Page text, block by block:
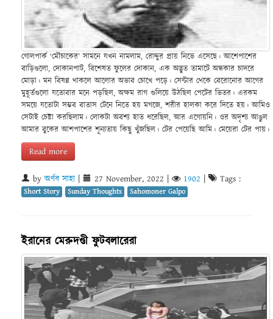
গোলপার্ক ‘মৌচাকের’ সামনে যখন নামলাম, রোদ্দুর প্রায় নিভে এসেছে। আশেপাশের
বাড়িগুলো, দোকানপাট, বিশেষত ফুলের দোকান, এক অদ্ভুত তামাটে অন্ধকার চাদরে
মোড়া। মন বিষণ্ণ থাকলে আলোর অভাব চোখে পড়ে। সেন্টার থেকে বেরোনোর আগের
মুহূর্তগুলো যতোবার মনে পড়ছিল, অক্ষম রাগ গুলিয়ে উঠছিল পেটের ভিতর। এরকম
সময়ে যতোটা সম্ভব বাতাস টেনে নিতে হয় মগজে, শরীর হালকা করে দিতে হয়। আমিও
সেটাই চেষ্টা করছিলাম। লোকটা অবশ্য হাত ধরেছিল, আর এগোয়নি। ওর অদৃশ্য আঙুল
আমার বুকের আশপাশের শূন্যতায় কিছু খুঁজছিল। টের পেয়েছি আমি। মেয়েরা টের পায়।
Read more
byঅর্ণব সাহা | 27 November, 2022 | 1902 | Tags :
Short Story Sunday Thoughts Sahomoner Galpo
ইরানের মেরুদণ্ডী ফুটবলারেরা